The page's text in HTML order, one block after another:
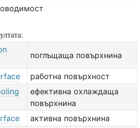
поглъщаща повърхнина
работна повърхност
ефективна охлаждаща
повърхнина
активна повърхнина